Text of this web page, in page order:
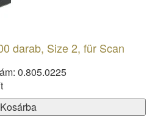
darab, Size 2, für Scan
0.805.0225
Kosárba